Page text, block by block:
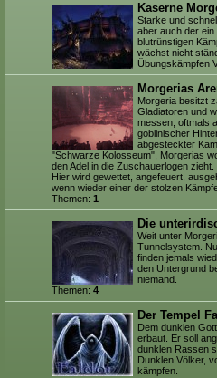
Kaserne
Starke und
aber auch der
blutrünstigen
wächst nicht
Übungskämpfen
Morgerias
Morgeria besitzt
Gladiatoren und
messen, oftmals
goblinischer
abgesteckter
"Schwarze Kolosseum", Morgerias
den Adel in die Zuschauerlogen zieht.
Hier wird gewettet, angefeuert,
wenn wieder einer der stolzen
Themen: 1
Die
Weit unter
Tunnelsystem.
finden jemals
den Untergrund
niemand.
Themen: 4
Der Tempel
Dem dunklen
erbaut. Er soll
dunklen Rassen
Dunklen Völker,
kämpfen.